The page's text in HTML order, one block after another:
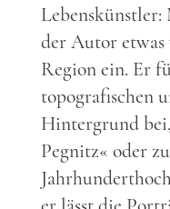
der Autor etwas
Region ein. Er
topografischen
Hintergrund
Pegnitz« oder